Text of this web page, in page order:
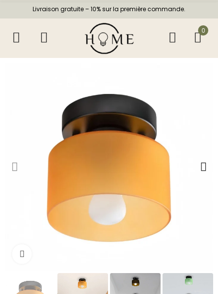
Livraison gratuite – 10% sur la première commande.
0